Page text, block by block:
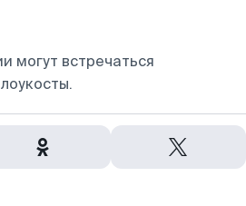
могут встречаться